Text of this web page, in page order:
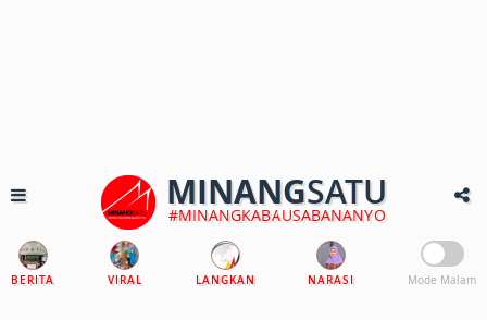
MINANGSATU
#MINANGKABAUSABANANYO
BERITA VIRAL LANGKAN NARASI Mode Malam